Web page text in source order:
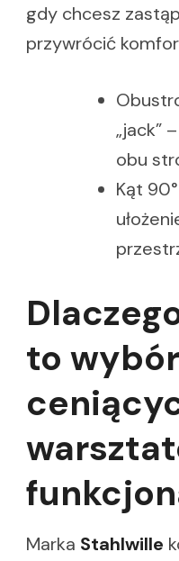
gdy chcesz
przywrócić
„jack”
obu
Kąt
to
Marka Stahlwille